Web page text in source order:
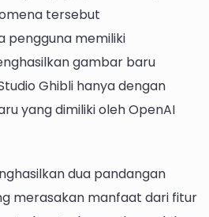
tersebut
pengguna memiliki
gambar baru
Ghibli hanya dengan
yang dimiliki oleh OpenAI
dua pandangan
merasakan manfaat dari fitur